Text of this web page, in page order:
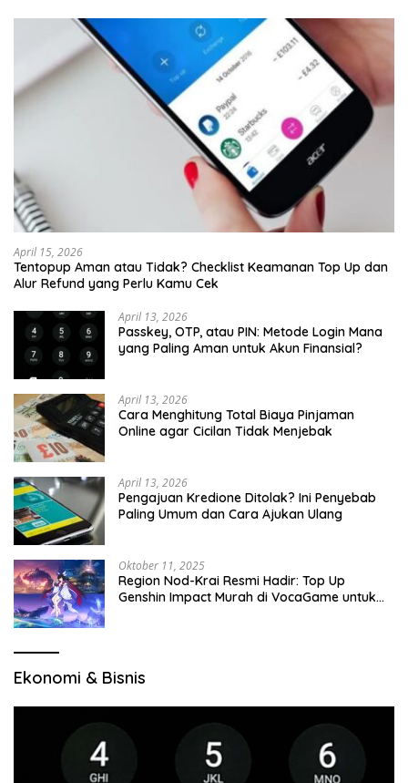
April 15, 2026
Tentopup Aman atau Tidak? Checklist Keamanan Top Up dan
Alur Refund yang Perlu Kamu Cek
April 13, 2026
Passkey, OTP, atau PIN: Metode Login Mana
yang Paling Aman untuk Akun Finansial?
April 13, 2026
Cara Menghitung Total Biaya Pinjaman
Online agar Cicilan Tidak Menjebak
April 13, 2026
Pengajuan Kredione Ditolak? Ini Penyebab
Paling Umum dan Cara Ajukan Ulang
Oktober 11, 2025
Region Nod-Krai Resmi Hadir: Top Up
Genshin Impact Murah di VocaGame untuk
Ekonomi & Bisnis